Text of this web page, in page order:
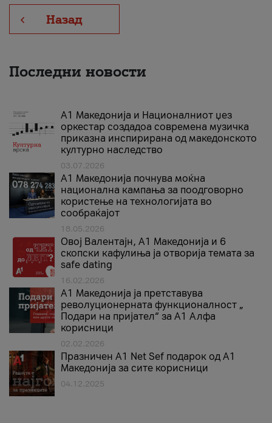
Назад
Последни новости
А1 Македонија и Националниот џез
оркестар создадоа современа музичка
приказна инспирирана од македонското
културно наследство
03.07.2026
A1 Македонија почнува моќна
национална кампања за поодговорно
користење на технологијата во
сообраќајот
18.05.2026
Овој Валентајн, A1 Македонија и 6
скопски кафулиња ја отворија темата за
safe dating
16.02.2026
А1 Македонија ја претставува
револуционерната функционалност „
Подари на пријател“ за А1 Алфа
корисници
02.02.2026
Празничен A1 Net Sеf подарок од А1
Македонија за сите корисници
04.12.2025